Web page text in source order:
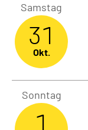
Samstag
31
Okt.
Sonntag
1